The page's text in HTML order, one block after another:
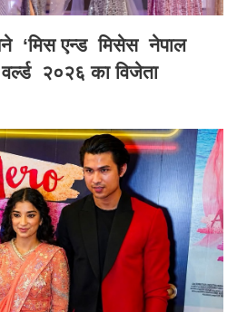
‘मिस एन्ड मिसेस नेपाल
२०२६ का विजेता